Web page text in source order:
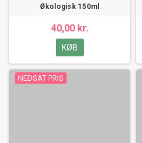
Økologisk 150ml
40,00 kr.
KØB
NEDSAT PRIS